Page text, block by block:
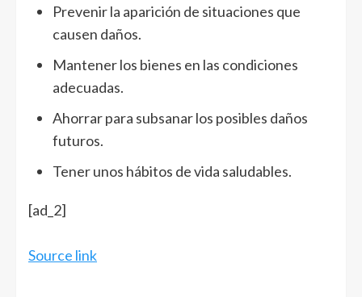
Prevenir la aparición de situaciones que
causen daños.
Mantener los bienes en las condiciones
adecuadas.
Ahorrar para subsanar los posibles daños
futuros.
Tener unos hábitos de vida saludables.
[ad_2]
Source link